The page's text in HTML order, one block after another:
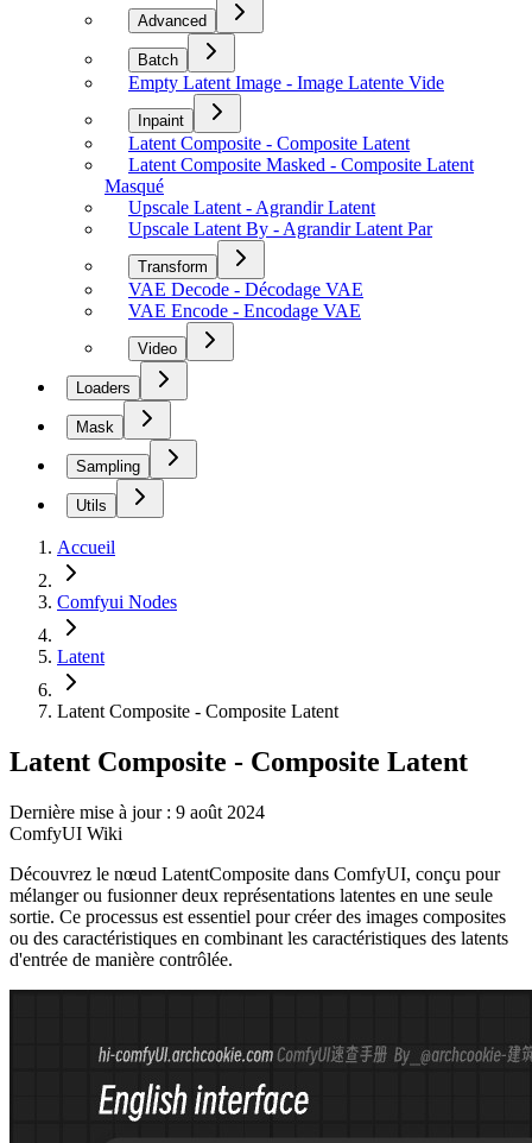
Advanced
Batch
Empty Latent Image - Image Latente Vide
Inpaint
Latent Composite - Composite Latent
Latent Composite Masked - Composite Latent
Masqué
Upscale Latent - Agrandir Latent
Upscale Latent By - Agrandir Latent Par
Transform
VAE Decode - Décodage VAE
VAE Encode - Encodage VAE
Video
Loaders
Mask
Sampling
Utils
Accueil
Comfyui Nodes
Latent
Latent Composite - Composite Latent
Latent Composite - Composite Latent
Dernière mise à jour : 9 août 2024
ComfyUI Wiki
Découvrez le nœud LatentComposite dans ComfyUI, conçu pour
mélanger ou fusionner deux représentations latentes en une seule
sortie. Ce processus est essentiel pour créer des images composites
ou des caractéristiques en combinant les caractéristiques des latents
d'entrée de manière contrôlée.